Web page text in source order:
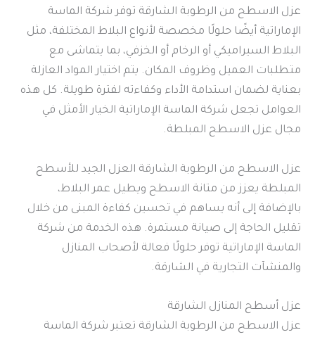
عزل الاسطح من الرطوبة الشارقة توفر شركة الماسة
الإماراتية أيضًا حلولًا مخصصة لأنواع البلاط المختلفة، مثل
البلاط السيراميكي أو الرخام أو الخزفي، بما يتماشى مع
متطلبات العميل وظروف المكان. يتم اختيار المواد العازلة
بعناية لضمان استدامة الأداء وكفاءته لفترة طويلة. كل هذه
العوامل تجعل شركة الماسة الإماراتية الخيار الأمثل في
مجال عزل الاسطح المبلطة.
عزل الاسطح من الرطوبة الشارقة العزل الجيد للأسطح
المبلطة يعزز من متانة الاسطح ويطيل عمر البلاط،
بالإضافة إلى أنه يساهم في تحسين كفاءة المبنى من خلال
تقليل الحاجة إلى صيانة مستمرة. هذه الخدمة من شركة
الماسة الإماراتية توفر حلولًا فعالة لأصحاب المنازل
والمنشآت التجارية في الشارقة.
عزل أسطح المنازل الشارقة
عزل الاسطح من الرطوبة الشارقة تعتبر شركة الماسة